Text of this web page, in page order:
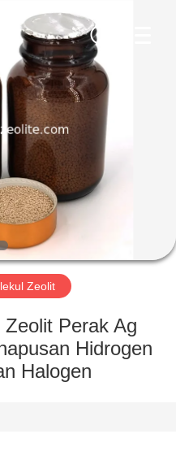
Zeolit
​​Perak Ag
Hidrogen
Halogen